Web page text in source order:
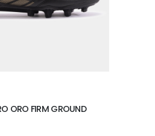
ORO FIRM GROUND